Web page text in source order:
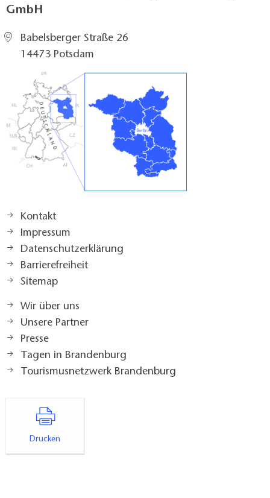
GmbH
Babelsberger Straße 26
14473 Potsdam
Kontakt
Impressum
Datenschutzerklärung
Barrierefreiheit
Sitemap
Wir über uns
Unsere Partner
Presse
Tagen in Brandenburg
Tourismusnetzwerk Brandenburg
Drucken